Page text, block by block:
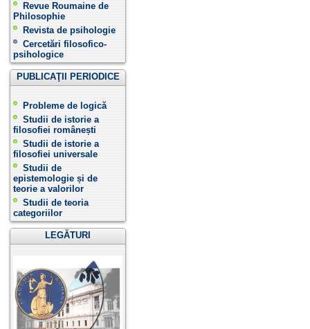
Revue Roumaine de
Philosophie
Revista de psihologie
Cercetări filosofico-
psihologice
PUBLICAŢII PERIODICE
Probleme de logică
Studii de istorie a
filosofiei românești
Studii de istorie a
filosofiei universale
Studii de
epistemologie și de
teorie a valorilor
Studii de teoria
categoriilor
LEGĂTURI